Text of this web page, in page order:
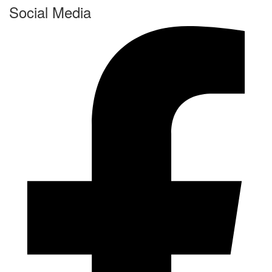
Social Media